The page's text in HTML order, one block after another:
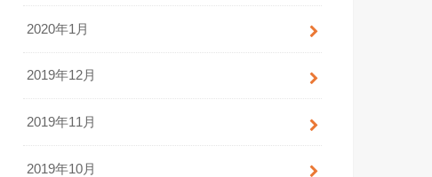
2020年1月
2019年12月
2019年11月
2019年10月